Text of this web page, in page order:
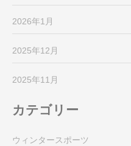
2026年1月
2025年12月
2025年11月
カテゴリー
ウィンタースポーツ